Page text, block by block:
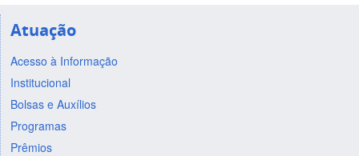
Atuação
Acesso à Informação
Institucional
Bolsas e Auxílios
Programas
Prêmios